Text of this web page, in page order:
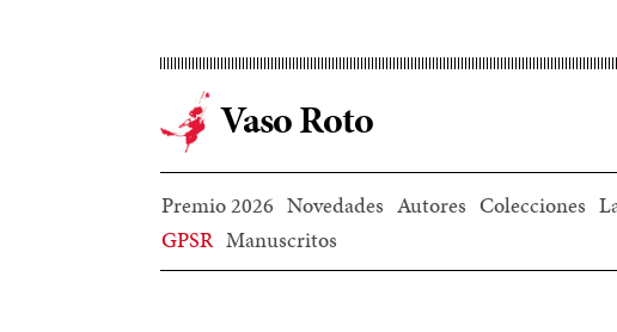
contenido
principalVaso Roto
Premio 2026 Novedades Autores Colecciones
GPSR Manuscritos